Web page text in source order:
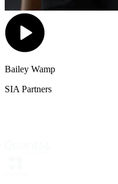
Bailey Wamp
SIA Partners